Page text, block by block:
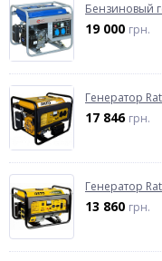
Бензиновый
19 000 грн.
Генератор
17 846 грн.
Генератор
13 860 грн.